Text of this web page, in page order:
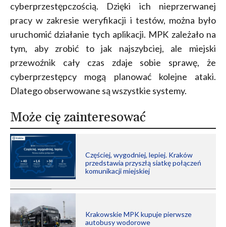
cyberprzestępczością. Dzięki ich nieprzerwanej
pracy w zakresie weryfikacji i testów, można było
uruchomić działanie tych aplikacji. MPK zależało na
tym, aby zrobić to jak najszybciej, ale miejski
przewoźnik cały czas zdaje sobie sprawę, że
cyberprzestępcy mogą planować kolejne ataki.
Dlatego obserwowane są wszystkie systemy.
Może cię zainteresować
Częściej, wygodniej, lepiej. Kraków
przedstawia przyszłą siatkę połączeń
komunikacji miejskiej
Krakowskie MPK kupuje pierwsze
autobusy wodorowe